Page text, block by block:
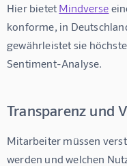
Hier bietet Mindverse
konforme, in
gewährleistet sie
Sentiment-Analyse.
Transparenz und
Mitarbeiter müssen
werden und welchen